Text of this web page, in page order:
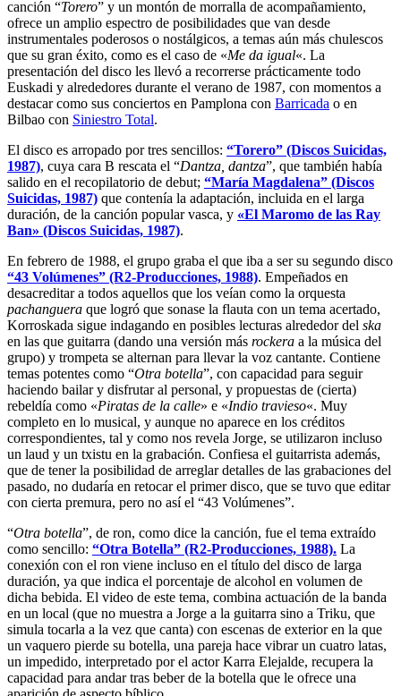
canción “Torero” y un montón de morralla de acompañamiento,
ofrece un amplio espectro de posibilidades que van desde
instrumentales poderosos o nostálgicos, a temas aún más chulescos
que su gran éxito, como es el caso de «Me da igual«. La
presentación del disco les llevó a recorrerse prácticamente todo
Euskadi y alrededores durante el verano de 1987, con momentos a
destacar como sus conciertos en Pamplona con Barricada o en
Bilbao con Siniestro Total.
El disco es arropado por tres sencillos: “Torero” (Discos Suicidas,
1987), cuya cara B rescata el “Dantza, dantza”, que también había
salido en el recopilatorio de debut; “María Magdalena” (Discos
Suicidas, 1987) que contenía la adaptación, incluida en el larga
duración, de la canción popular vasca, y «El Maromo de las Ray
Ban» (Discos Suicidas, 1987).
En febrero de 1988, el grupo graba el que iba a ser su segundo disco
“43 Volúmenes” (R2-Producciones, 1988). Empeñados en
desacreditar a todos aquellos que los veían como la orquesta
pachanguera que logró que sonase la flauta con un tema acertado,
Korroskada sigue indagando en posibles lecturas alrededor del ska
en las que guitarra (dando una versión más rockera a la música del
grupo) y trompeta se alternan para llevar la voz cantante. Contiene
temas potentes como “Otra botella”, con capacidad para seguir
haciendo bailar y disfrutar al personal, y propuestas de (cierta)
rebeldía como «Piratas de la calle» e «Indio travieso«. Muy
completo en lo musical, y aunque no aparece en los créditos
correspondientes, tal y como nos revela Jorge, se utilizaron incluso
un laud y un txistu en la grabación. Confiesa el guitarrista además,
que de tener la posibilidad de arreglar detalles de las grabaciones del
pasado, no dudaría en retocar el primer disco, que se tuvo que editar
con cierta premura, pero no así el “43 Volúmenes”.
“Otra botella”, de ron, como dice la canción, fue el tema extraído
como sencillo: “Otra Botella” (R2-Producciones, 1988). La
conexión con el ron viene incluso en el título del disco de larga
duración, ya que indica el porcentaje de alcohol en volumen de
dicha bebida. El video de este tema, combina actuación de la banda
en un local (que no muestra a Jorge a la guitarra sino a Triku, que
simula tocarla a la vez que canta) con escenas de exterior en la que
un vaquero pierde su botella, una pareja hace vibrar un cuatro latas,
un impedido, interpretado por el actor Karra Elejalde, recupera la
capacidad para andar tras beber de la botella que le ofrece una